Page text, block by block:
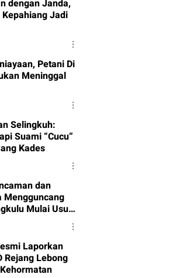
dengan Janda,
Jadi
Petani Di
Meninggal
Selingkuh:
Suami “Cucu”
Kades
dan
Mengguncang
Mulai Usut
Laporkan
Rejang Lebong